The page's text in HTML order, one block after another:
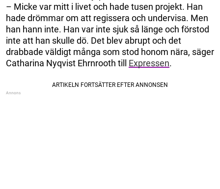
– Micke var mitt i livet och hade tusen projekt. Han
hade drömmar om att regissera och undervisa. Men
han hann inte. Han var inte sjuk så länge och förstod
inte att han skulle dö. Det blev abrupt och det
drabbade väldigt många som stod honom nära, säger
Catharina Nyqvist Ehrnrooth till Expressen.